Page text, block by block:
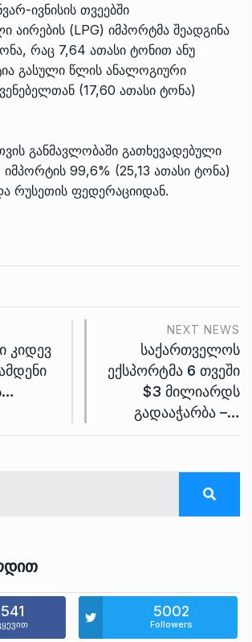
ივნისის თვეებში
აირების (LPG) იმპორტმა შეადგინა
რაც 7,64 ათასი ტონით ანუ
გასული წლის ანალოგიური
(17,60 ათასი ტონა)
განმავლობაში გათხევადებული
იმპორტის 99,6% (25,13 ათასი ტონა)
რუსეთის ფედერაციიდან.
კიდევ
NEXT NEWS
საქართველოს
ექსპორტმა 6 თვეში
$3 მილიარდს
გადააჭარბა –…
5002
Followers